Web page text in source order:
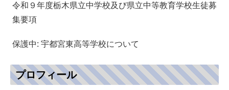
令和９年度栃木県立中学校及び県立中等教育学校生徒募
集要項
保護中: 宇都宮東高等学校について
プロフィール